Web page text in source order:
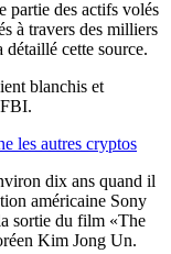
partie des actifs volés
à travers des milliers
détaillé cette source.
blanchis et
les autres cryptos
dix ans quand il
américaine Sony
sortie du film «The
Kim Jong Un.